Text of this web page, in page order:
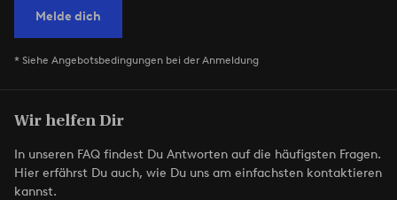
Melde dich
* Siehe Angebotsbedingungen bei der Anmeldung
Wir helfen Dir
In unseren FAQ findest Du Antworten auf die häufigsten Fragen.
Hier erfährst Du auch, wie Du uns am einfachsten kontaktieren
kannst.